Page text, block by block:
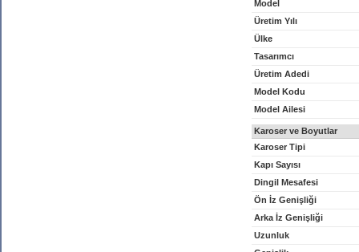
Model
Üretim Yılı
Ülke
Tasarımcı
Üretim Adedi
Model Kodu
Model Ailesi
Karoser ve Boyutlar
Karoser Tipi
Kapı Sayısı
Dingil Mesafesi
Ön İz Genişliği
Arka İz Genişliği
Uzunluk